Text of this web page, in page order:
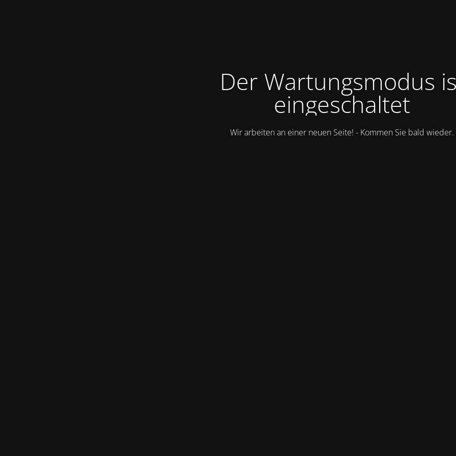
Der Wartungsmodus
eingeschaltet
Wir arbeiten an einer neuen Seite! - Kommen Sie bald wieder.